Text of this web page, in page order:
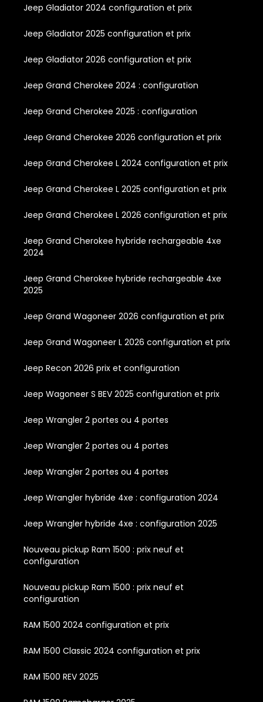
Jeep Gladiator 2024 configuration et prix
Jeep Gladiator 2025 configuration et prix
Jeep Gladiator 2026 configuration et prix
Jeep Grand Cherokee 2024 : configuration
Jeep Grand Cherokee 2025 : configuration
Jeep Grand Cherokee 2026 configuration et prix
Jeep Grand Cherokee L 2024 configuration et prix
Jeep Grand Cherokee L 2025 configuration et prix
Jeep Grand Cherokee L 2026 configuration et prix
Jeep Grand Cherokee hybride rechargeable 4xe
2024
Jeep Grand Cherokee hybride rechargeable 4xe
2025
Jeep Grand Wagoneer 2026 configuration et prix
Jeep Grand Wagoneer L 2026 configuration et prix
Jeep Recon 2026 prix et configuration
Jeep Wagoneer S BEV 2025 configuration et prix
Jeep Wrangler 2 portes ou 4 portes
Jeep Wrangler 2 portes ou 4 portes
Jeep Wrangler 2 portes ou 4 portes
Jeep Wrangler hybride 4xe : configuration 2024
Jeep Wrangler hybride 4xe : configuration 2025
Nouveau pickup Ram 1500 : prix neuf et
configuration
Nouveau pickup Ram 1500 : prix neuf et
configuration
RAM 1500 2024 configuration et prix
RAM 1500 Classic 2024 configuration et prix
RAM 1500 REV 2025